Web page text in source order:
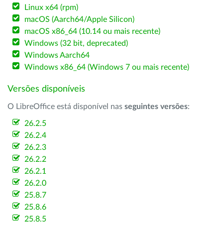
Linux x64 (rpm)
macOS (Aarch64/Apple Silicon)
macOS x86_64 (10.14 ou mais recente)
Windows (32 bit, deprecated)
Windows Aarch64
Windows x86_64 (Windows 7 ou mais recente)
Versões disponíveis
O LibreOffice está disponível nas seguintes versões:
26.2.5
26.2.4
26.2.3
26.2.2
26.2.1
26.2.0
25.8.7
25.8.6
25.8.5